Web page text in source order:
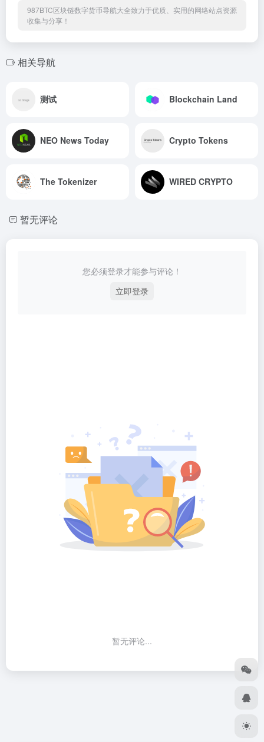
987BTC区块链数字货币导航大全致力于优质、实用的网络站点资源
收集与分享！
相关导航
测试 Blockchain Land
NEO News Today Crypto Tokens
The Tokenizer WIRED CRYPTO
暂无评论
您必须登录才能参与评论！
立即登录
暂无评论...